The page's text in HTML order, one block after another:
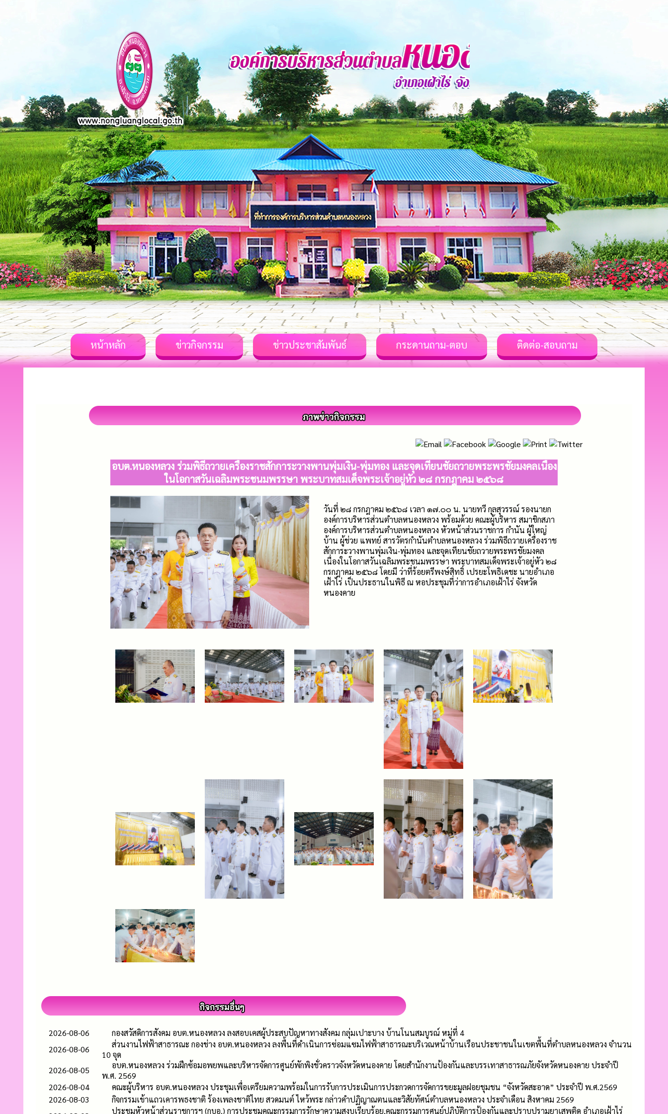
หน้าหลัก ข่าวกิจกรรม ข่าวประชาสัมพันธ์ กระดานถาม-ตอบ ติดต่อ-สอบถาม
อบต.หนองหลวง ร่วมพิธีถวายเครื่องราชสักการะวางพานพุ่มเงิน-พุ่มทอง และจุดเทียนชัยถวายพระพรชัยมงคลเนื่อง
ในโอกาสวันเฉลิมพระชนมพรรษา พระบาทสมเด็จพระเจ้าอยู่หัว ๒๘ กรกฎาคม ๒๕๖๘
วันที่ ๒๘ กรกฎาคม ๒๕๖๘ เวลา ๑๗.๐๐ น. นายทวี กุลสุวรรณ์ รองนายก
องค์การบริหารส่วนตำบลหนองหลวง พร้อมด้วย คณะผู้บริหาร สมาชิกสภา
องค์การบริหารส่วนตำบลหนองหลวง หัวหน้าส่วนราชการ กำนัน ผู้ใหญ่
บ้าน ผู้ช่วย แพทย์ สารวัตรกำนันตำบลหนองหลวง ร่วมพิธีถวายเครื่องราช
สักการะวางพานพุ่มเงิน-พุ่มทอง และจุดเทียนชัยถวายพระพรชัยมงคล
เนื่องในโอกาสวันเฉลิมพระชนมพรรษา พระบาทสมเด็จพระเจ้าอยู่หัว ๒๘
กรกฎาคม ๒๕๖๘ โดยมี ว่าที่ร้อยตรีพงษ์สิทธิ์ เปรยะโพธิเดชะ นายอำเภอ
เฝ้าไร่ เป็นประธานในพิธี ณ หอประชุมที่ว่าการอำเภอเฝ้าไร่ จังหวัด
หนองคาย
2026-08-06
กองสวัสดิการสังคม อบต.หนองหลวง ลงสอบเคสผู้ประสบปัญหาทางสังคม กลุ่มเปาะบาง บ้านโนนสมบูรณ์ หมู่ที่ 4
2026-08-06
ส่วนงานไฟฟ้าสาธารณะ กองช่าง อบต.หนองหลวง ลงพื้นที่ดำเนินการซ่อมแซมไฟฟ้าสาธารณะบริเวณหน้าบ้านเรือนประชาชนในเขตพื้นที่ตำบลหนองหลวง จำนวน
10 จุด
2026-08-05
อบต.หนองหลวง ร่วมฝึกซ้อมอพยพและบริหารจัดการศูนย์พักพิงชั่วคราวจังหวัดหนองคาย โดยสำนักงานป้องกันและบรรเทาสาธารณภัยจังหวัดหนองคาย ประจำปี
พ.ศ. 2569
2026-08-04
คณะผู้บริหาร อบต.หนองหลวง ประชุมเพื่อเตรียมความพร้อมในการรับการประเมินการประกวดการจัดการขยะมูลฝอยชุมชน “จังหวัดสะอาด” ประจำปี พ.ศ.2569
2026-08-03
กิจกรรมเข้าแถวเคารพธงชาติ ร้องเพลงชาติไทย สวดมนต์ ไหว้พระ กล่าวคำปฏิญาณตนและวิสัยทัศน์ตำบลหนองหลวง ประจำเดือน สิงหาคม 2569
ประชุมหัวหน้าส่วนราชการฯ (กบอ.) การประชุมคณะกรรมการรักษาความสงบเรียบร้อย,คณะกรรมการศูนย์ปฏิบัติการป้องกันและปราบปรามยาเสพติด อำเภอเฝ้าไร่